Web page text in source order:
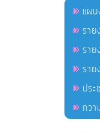
แผ
ราย
ราย
ราย
ปร
คว